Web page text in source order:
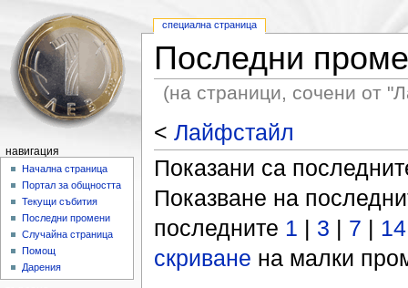
Последни
(на страници, сочени от
< Лайфстайл
Показани са
Показване на
последните 1 | 3 | 7 | 14
скриване на малки
специална страница
навигация
Начална страница
Портал за общността
Текущи събития
Последни промени
Случайна страница
Помощ
Дарения